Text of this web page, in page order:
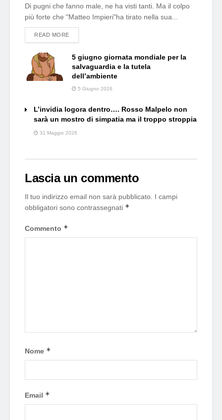
Di pugni che fanno male, ne ha visti tanti. Ma il colpo
più forte che "Matteo Impieri"ha tirato nella sua...
READ MOREDETAILS
5 giugno giornata mondiale per la
salvaguardia e la tutela
dell’ambiente
5 Giugno 2026
L’invidia logora dentro…. Rosso Malpelo non
sarà un mostro di simpatia ma il troppo stroppia
31 Maggio 2026
Lascia un commento
Il tuo indirizzo email non sarà pubblicato. I campi
obbligatori sono contrassegnati *
Commento *
Nome *
Email *